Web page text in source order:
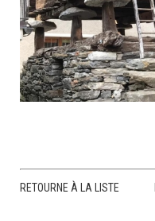
RETOURNE À LA LISTE